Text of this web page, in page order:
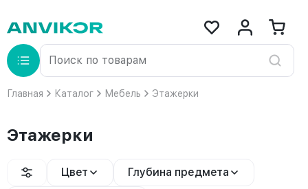
Главная Каталог Мебель Этажерки
Этажерки
Цвет Глубина предмета